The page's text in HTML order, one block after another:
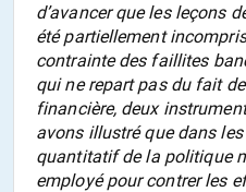
d’avancer que les leçons
été partiellement
contrainte des faillites
qui ne repart pas du fait
financière, deux
avons illustré que dans les
quantitatif de la politique
employé pour contrer les